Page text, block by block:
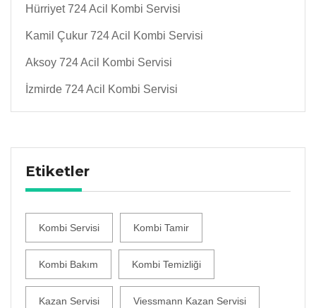
Hürriyet 724 Acil Kombi Servisi
Kamil Çukur 724 Acil Kombi Servisi
Aksoy 724 Acil Kombi Servisi
İzmirde 724 Acil Kombi Servisi
Etiketler
Kombi Servisi Kombi Tamir
Kombi Bakım Kombi Temizliği
Kazan Servisi Viessmann Kazan Servisi